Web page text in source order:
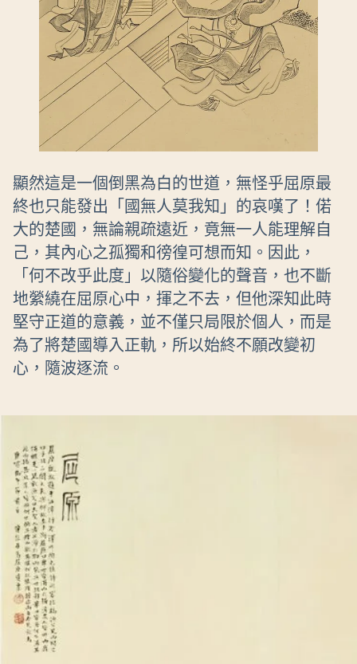
顯然這是一個倒黑為白的世道，無怪乎屈原最
終也只能發出「國無人莫我知」的哀嘆了！偌
大的楚國，無論親疏遠近，竟無一人能理解自
己，其內心之孤獨和徬徨可想而知。因此，
「何不改乎此度」以隨俗變化的聲音，也不斷
地縈繞在屈原心中，揮之不去，但他深知此時
堅守正道的意義，並不僅只局限於個人，而是
為了將楚國導入正軌，所以始終不願改變初
心，隨波逐流。